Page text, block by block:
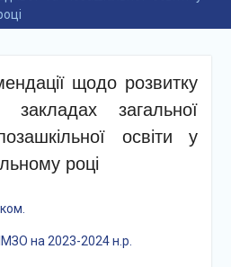
щодо розвитку
закладах загальної
освіти у
році
на 2023-2024 н.р.